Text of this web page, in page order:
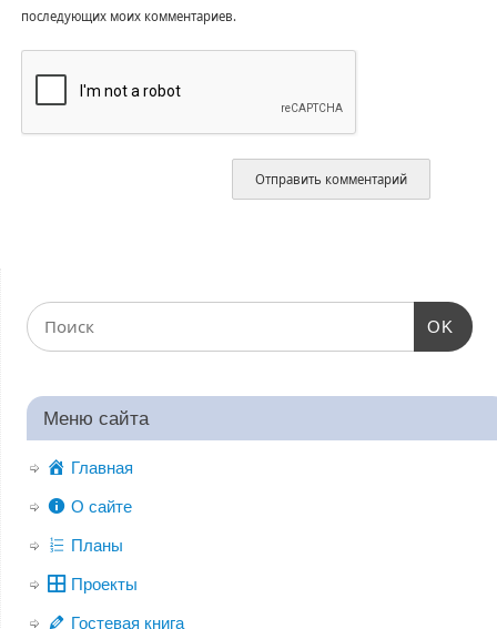
последующих моих комментариев.
OK
Меню сайта
Главная
О сайте
Планы
Проекты
Гостевая книга